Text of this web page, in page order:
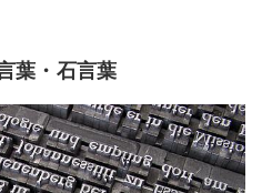
葉・石言葉